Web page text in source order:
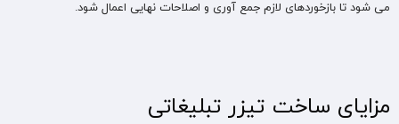
می‌ شود تا بازخوردهای لازم جمع‌ آوری و اصلاحات نهایی اعمال شود.
مزایای ساخت تیزر تبلیغاتی